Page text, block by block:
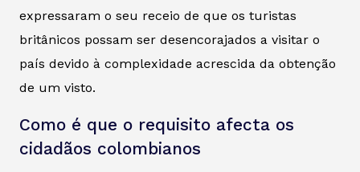
expressaram o seu receio de que os turistas
britânicos possam ser desencorajados a visitar o
país devido à complexidade acrescida da obtenção
de um visto.
Como é que o requisito afecta os
cidadãos colombianos